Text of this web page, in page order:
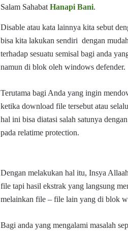
Salam Sahabat Hanapi Bani.
Disable atau kata lainnya kita sebut
bisa kita lakukan sendiri dengan
terhadap sesuatu semisal bagi anda
namun di blok oleh windows defender.
Terutama bagi Anda yang ingin
ketika download file tersebut atau
hal ini bisa diatasi salah satunya
pada relatime protection.
Dengan melakukan hal itu, Insya
file tapi hasil ekstrak yang langsung
melainkan file – file lain yang di blok
Bagi anda yang mengalami masalah